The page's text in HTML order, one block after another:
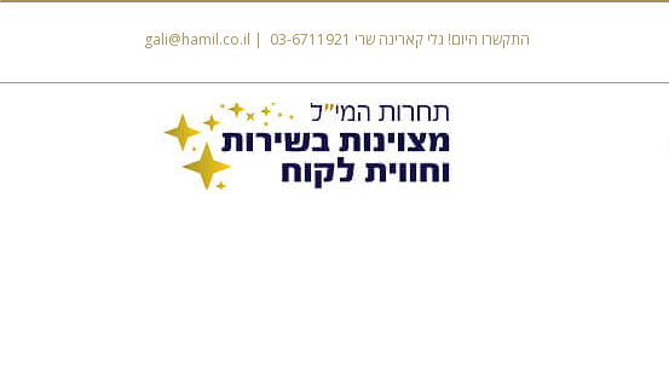
התקשרו היום! גלי קארינה שרי 03-6711921 | gali@hamil.co.il